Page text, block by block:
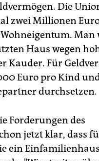
Die
zwei Millionen
Man
Haus wegen
Kauder. Für
Euro pro Kind
durchsetzen.
Forderungen des
jetzt klar, dass
ein Einfamilienhaus